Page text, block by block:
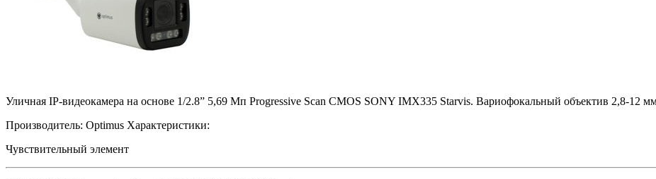
Уличная IP-видеокамера на основе 1/2.8” 5,69 Мп Progressive Scan CMOS SONY IMX335 Starvis. Вариофокальный объектив 2,8-12
Производитель: Optimus Характеристики:
Чувствительный элемент